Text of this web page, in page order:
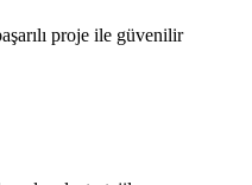
proje ile güvenilir